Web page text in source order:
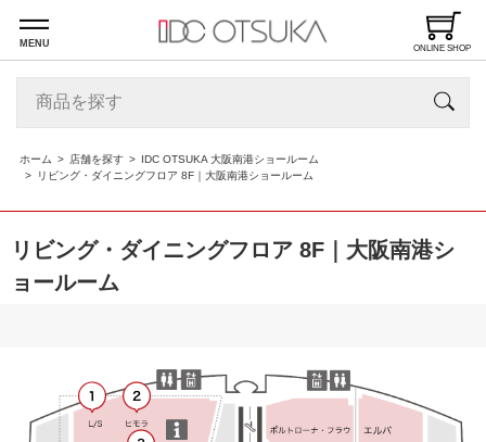
MENU ONLINE SHOP
ホーム 店舗を探す
IDC OTSUKA 大阪南港ショールーム
リビング・ダイニングフロア 8F｜大阪南港ショールーム
リビング・ダイニングフロア 8F｜大阪南港シ
ョールーム